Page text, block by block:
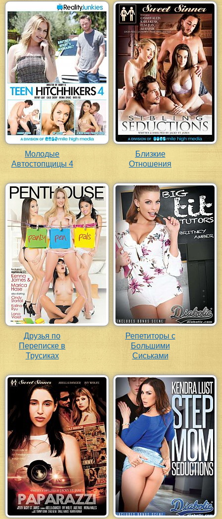
Молодые
Автостопщицы 4
Близкие
Отношения
Друзья по
Переписке в
Трусиках
Репетиторы с
Большими
Сиськами